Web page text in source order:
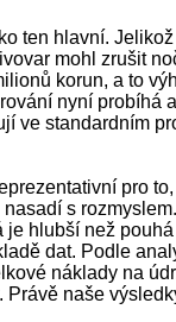
ten hlavní. Jelikož
mohl zrušit
korun, a to
nyní probíhá
ve standardním
pro
s
hlubší než
dat. Podle
náklady na
naše